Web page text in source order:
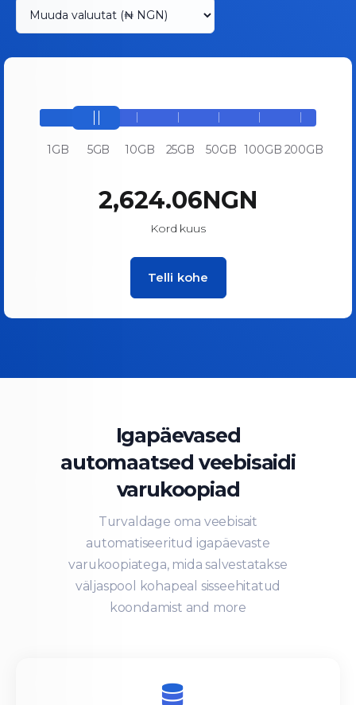
1GB 5GB 10GB 25GB 50GB 100GB 200GB
₦2,624.06NGN
Kord kuus
Telli kohe
Igapäevased
automaatsed veebisaidi
varukoopiad
Turvaldage oma veebisait
automatiseeritud igapäevaste
varukoopiatega, mida salvestatakse
väljaspool kohapeal sisseehitatud
koondamist and more